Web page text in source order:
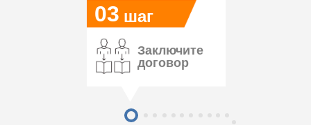
03 шаг
Заключите
договор